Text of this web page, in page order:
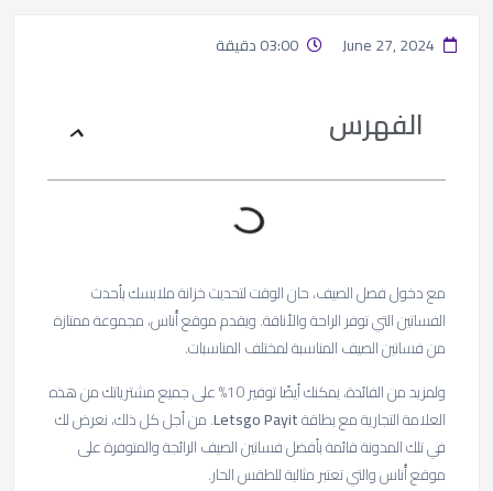
الفهرس
مع دخول فصل الصيف، حان الوقت لتحديث خزانة ملابسك بأحدث
الفساتين التي توفر الراحة والأناقة. ويقدم موقع أُناس، مجموعة ممتازة
من فساتين الصيف المناسبة لمختلف المناسبات.
ولمزيد من الفائدة، يمكنك أيضًا توفير 10% على جميع مشترياتك من هذه
العلامة التجارية مع بطاقةLetsgo Payit. من أجل كل ذلك، نعرض لك
في تلك المدونة قائمة بأفضل فساتين الصيف الرائجة والمتوفرة على
موقع أُناس والتي تعتبر مثالية للطقس الحار.